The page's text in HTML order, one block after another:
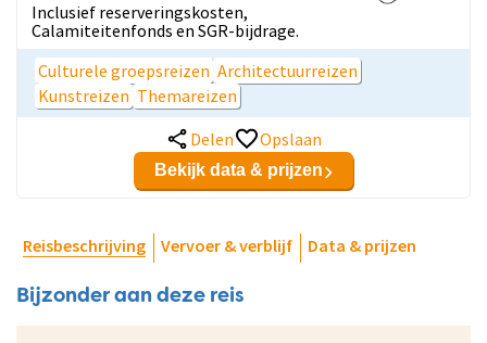
Inclusief reserveringskosten,
Calamiteitenfonds en SGR-bijdrage.
Culturele groepsreizen Architectuurreizen
Kunstreizen Themareizen
Delen
Opslaan
Bekijk data & prijzen
Reisbeschrijving Vervoer & verblijf Data & prijzen
Bijzonder aan deze reis